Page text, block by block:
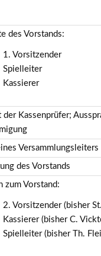
des Vorstands:
1. Vorsitzender
Spielleiter
Kassierer
der Kassenprüfer;
Versammlungsleiters
des Vorstands
zum Vorstand:
2. Vorsitzender (bisher
Kassierer (bisher C.
Spielleiter (bisher Th.